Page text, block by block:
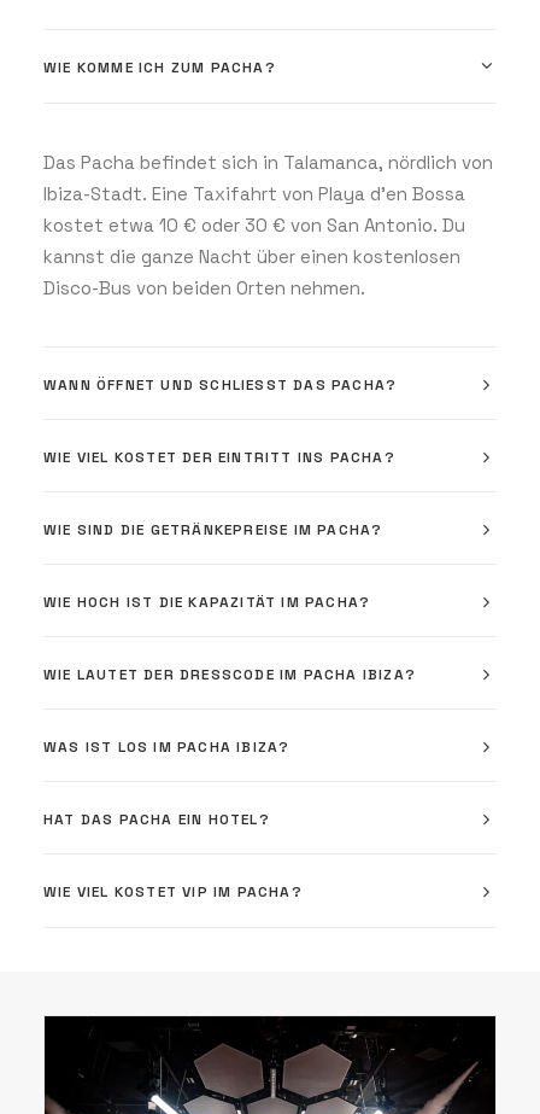
WIE KOMME ICH ZUM PACHA?
Das Pacha befindet sich in Talamanca, nördlich von
Ibiza-Stadt. Eine Taxifahrt von Playa d’en Bossa
kostet etwa 10 € oder 30 € von San Antonio. Du
kannst die ganze Nacht über einen kostenlosen
Disco-Bus von beiden Orten nehmen.
WANN ÖFFNET UND SCHLIESST DAS PACHA?
WIE VIEL KOSTET DER EINTRITT INS PACHA?
WIE SIND DIE GETRÄNKEPREISE IM PACHA?
WIE HOCH IST DIE KAPAZITÄT IM PACHA?
WIE LAUTET DER DRESSCODE IM PACHA IBIZA?
WAS IST LOS IM PACHA IBIZA?
HAT DAS PACHA EIN HOTEL?
WIE VIEL KOSTET VIP IM PACHA?